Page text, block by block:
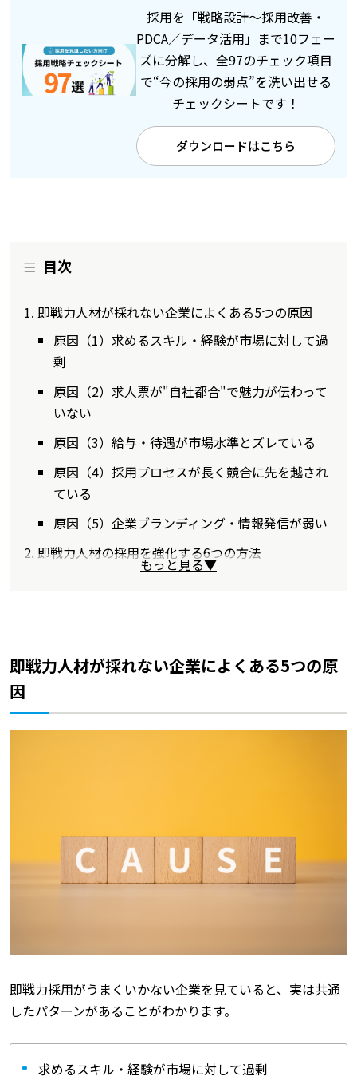
採用を「戦略設計〜採用改善・
PDCA／データ活用」まで10フェー
ズに分解し、全97のチェック項目
で“今の採用の弱点”を洗い出せる
チェックシートです！
ダウンロードはこちら
目次
即戦力人材が採れない企業によくある5つの原因
原因（1）求めるスキル・経験が市場に対して過
剰
原因（2）求人票が"自社都合"で魅力が伝わって
いない
原因（3）給与・待遇が市場水準とズレている
原因（4）採用プロセスが長く競合に先を越され
ている
原因（5）企業ブランディング・情報発信が弱い
即戦力人材の採用を強化する6つの方法
もっと見る▼
即戦力人材が採れない企業によくある5つの原
因
即戦力採用がうまくいかない企業を見ていると、実は共通
したパターンがあることがわかります。
求めるスキル・経験が市場に対して過剰